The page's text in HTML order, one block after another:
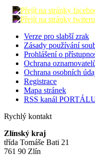
Verze pro slabší zrak
Zásady používání
Prohlášení o
Ochrana
Ochrana osobních
Registrace
Mapa stránek
RSS kanál
Rychlý kontakt
Zlínský kraj
třída Tomáše Bati 21
761 90 Zlín